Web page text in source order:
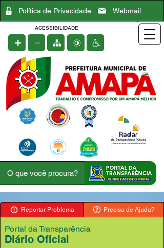
Política de Privacidade Webmail
ACESSIBILIDADE
Reportar Problema Precisa de Ajuda?
Portal da Transparência
Diário Oficial